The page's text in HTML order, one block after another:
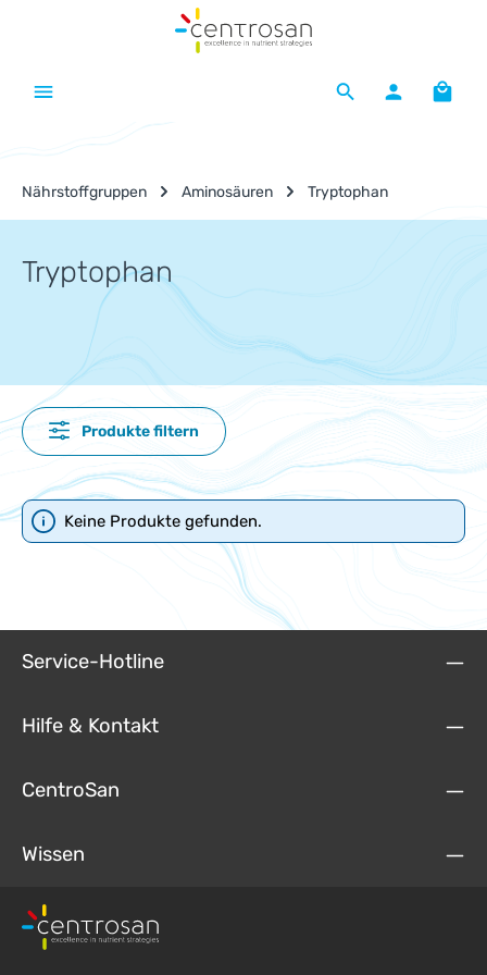
Zum Hauptinhalt springen
Nährstoffgruppen Aminosäuren Tryptophan
Tryptophan
Produkte filtern
Keine Produkte gefunden.
Service-Hotline
Hilfe & Kontakt
CentroSan
Wissen